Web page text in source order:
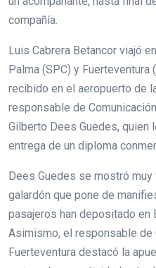
compañía.
Luis Cabrera Betancor viajó
Palma (SPC) y Fuerteventura
recibido en el aeropuerto de
responsable de
Gilberto Dees Guedes, quien
entrega de un diploma
Dees Guedes se mostró
galardón que pone de
pasajeros han depositado en
Asimismo, el responsable de
Fuerteventura destacó la